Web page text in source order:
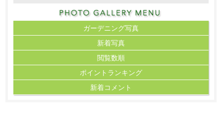
ガーデニング写真
新着写真
閲覧数順
ポイント ランキング
新着コメント